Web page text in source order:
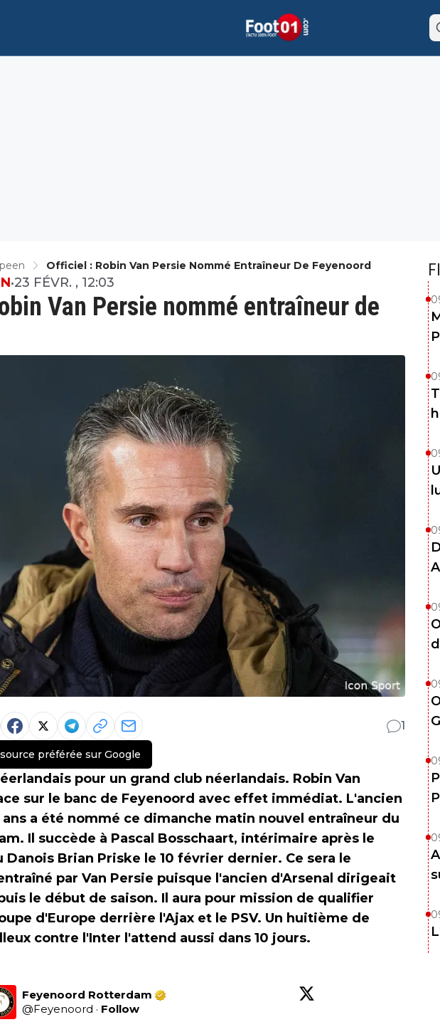
Officiel : Robin Van Persie Nommé Entraîneur De Feyenoord
Van Persie nommé entraîneur de
•23 FÉVR. , 12:03
1
préférée sur Google
pour un grand club néerlandais. Robin Van
sur le banc de Feyenoord avec effet immédiat. L'ancien
a été nommé ce dimanche matin nouvel entraîneur du
Il succède à Pascal Bosschaart, intérimaire après le
Danois Brian Priske le 10 février dernier. Ce sera le
par Van Persie puisque l'ancien d'Arsenal dirigeait
le début de saison. Il aura pour mission de qualifier
d'Europe derrière l'Ajax et le PSV. Un huitième de
contre l'Inter l'attend aussi dans 10 jours.
Feyenoord Rotterdam
@Feyenoord · Follow